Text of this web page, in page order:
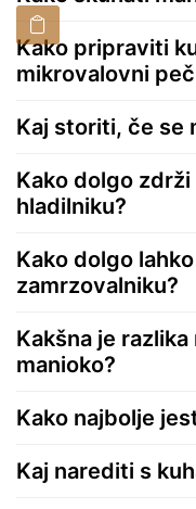
Kako pripraviti
mikrovalovni
Kaj storiti, če se
Kako dolgo zdrži
hladilniku?
Kako dolgo
zamrzovalniku?
Kakšna je
manioko?
Kako najbolje
Kaj narediti s